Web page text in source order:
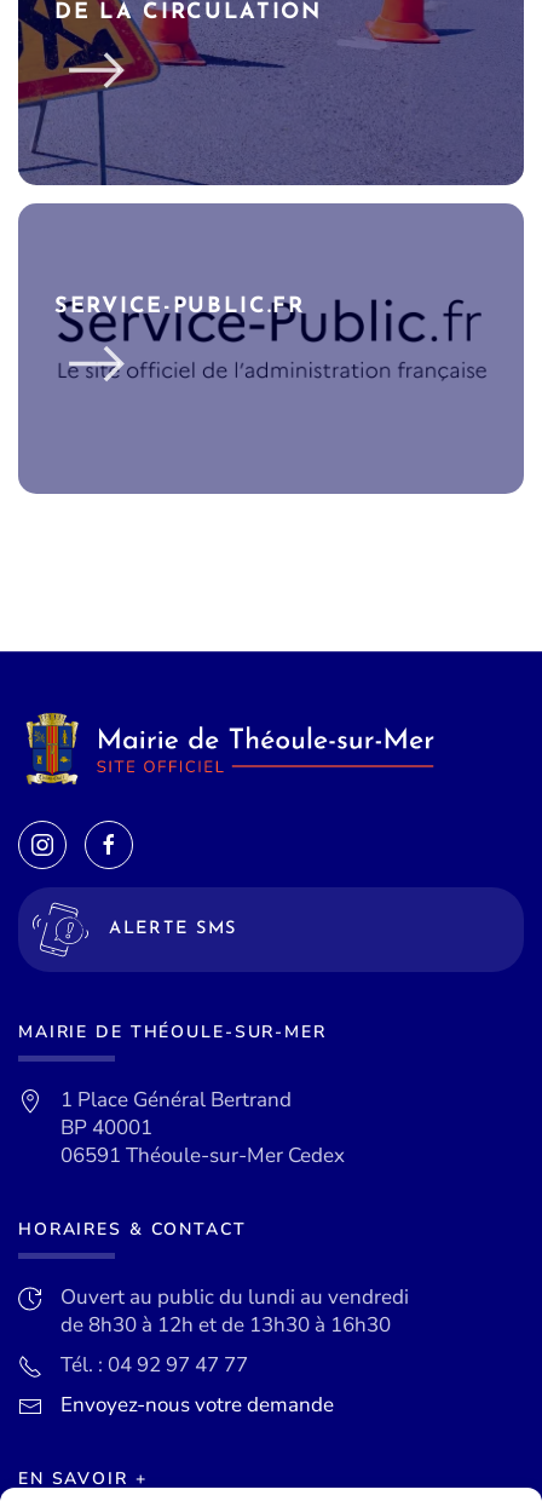
DE LA CIRCULATION
SERVICE-PUBLIC.FR
ALERTE SMS
MAIRIE DE THÉOULE-SUR-MER
1 Place Général Bertrand
BP 40001
06591 Théoule-sur-Mer Cedex
HORAIRES & CONTACT
Ouvert au public du lundi au vendredi
de 8h30 à 12h et de 13h30 à 16h30
Tél. : 04 92 97 47 77
Envoyez-nous votre demande
EN SAVOIR +